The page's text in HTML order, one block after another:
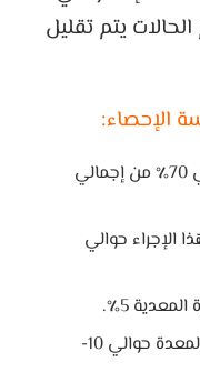
يتم تقليل
الإحصاء:
بعد هذه العملية يفقد المريض حوالي 70٪ من إجمالي
الإجراء حوالي
5٪.
تبلغ نسبة فشل جراحة تحويل مسار المعدة حوالي 10-